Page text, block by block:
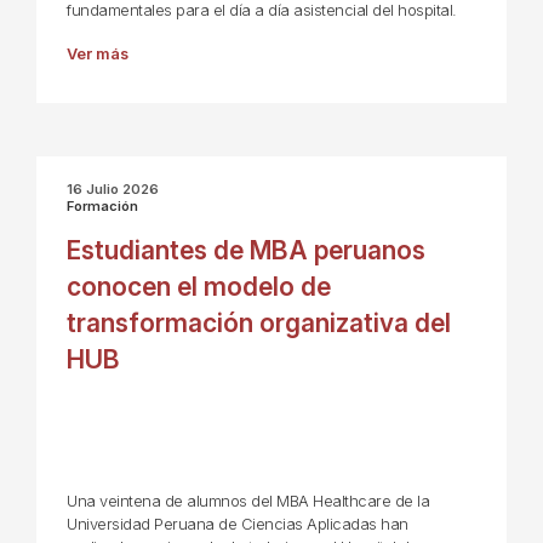
fundamentales para el día a día asistencial del hospital.
Ver más
16 Julio 2026
Formación
Estudiantes de MBA peruanos
conocen el modelo de
transformación organizativa del
HUB
Una veintena de alumnos del MBA Healthcare de la
Universidad Peruana de Ciencias Aplicadas han